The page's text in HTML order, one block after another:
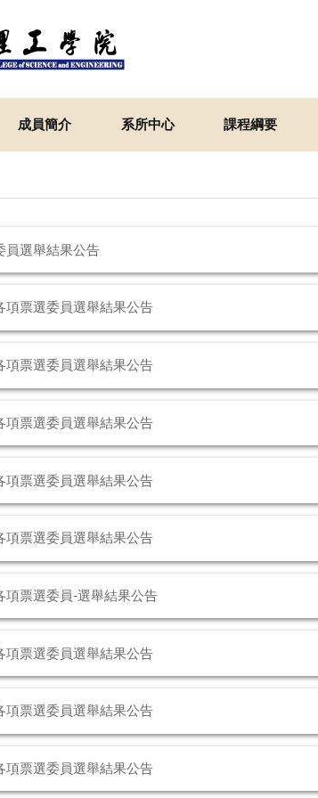
成員簡介 系所中心 課程綱要
員選舉結果公告
項票選委員選舉結果公告
項票選委員選舉結果公告
項票選委員選舉結果公告
項票選委員選舉結果公告
項票選委員選舉結果公告
項票選委員-選舉結果公告
項票選委員選舉結果公告
項票選委員選舉結果公告
項票選委員選舉結果公告